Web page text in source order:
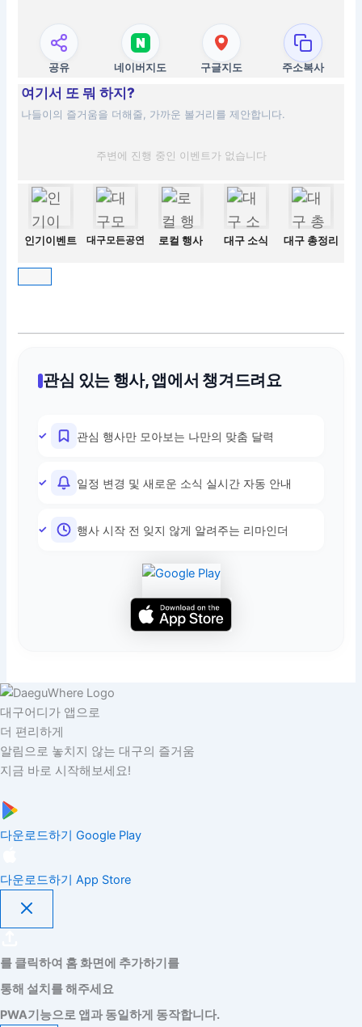
공유 네이버지도 구글지도 주소복사
여기서 또 뭐 하지?
나들이의 즐거움을 더해줄, 가까운 볼거리를 제안합니다.
주변에 진행 중인 이벤트가 없습니다
인기이벤트 대구모든공연 로컬 행사 대구 소식 대구 총정리
관심 있는 행사, 앱에서 챙겨드려요
관심 행사만 모아보는 나만의 맞춤 달력
일정 변경 및 새로운 소식 실시간 자동 안내
행사 시작 전 잊지 않게 알려주는 리마인더
대구어디가 앱으로
더 편리하게
알림으로 놓치지 않는 대구의 즐거움
지금 바로 시작해보세요!
다운로드하기 Google Play
다운로드하기 App Store
를 클릭하여 홈 화면에 추가하기를
통해 설치를 해주세요
PWA기능으로 앱과 동일하게 동작합니다.